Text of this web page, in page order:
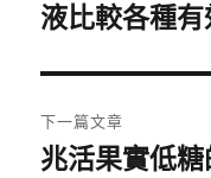
導
覽
一
文
章:
液比較各種有
下一篇文章
下
兆活果實低